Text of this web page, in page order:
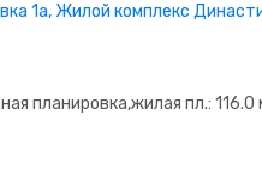
1а, Жилой комплекс
планировка,жилая пл.: 116.0